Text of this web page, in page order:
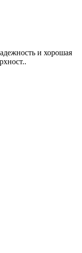
и хорошая